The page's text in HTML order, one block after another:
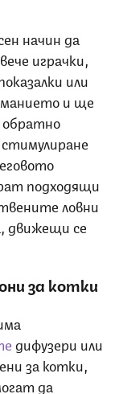
начин да
играчки,
или
и ще
обратно
подходящи
ловни
движещи се
за котки
дифузери или
за котки,
да